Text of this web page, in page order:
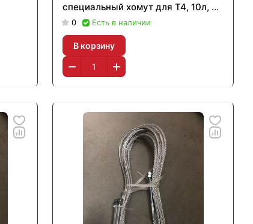
специальный хомут для Т4, 10л, Ø
12мм
0 Есть в наличии
В корзину